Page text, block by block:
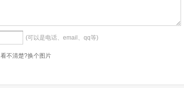
(可以是电话、email、qq等)
看不清楚?换个图片